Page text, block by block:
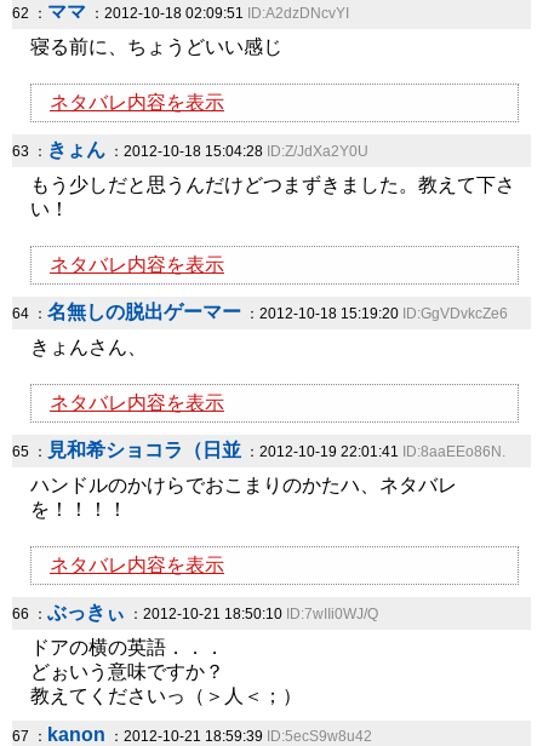
62 ： ママ ：2012-10-18 02:09:51 ID:A2dzDNcvYI
寝る前に、ちょうどいい感じ
ネタバレ内容を表示
63 ： きょん ：2012-10-18 15:04:28 ID:Z/JdXa2Y0U
もう少しだと思うんだけどつまずきました。教えて下さ
い！
ネタバレ内容を表示
64 ： 名無しの脱出ゲーマー ：2012-10-18 15:19:20 ID:GgVDvkcZe6
きょんさん、
ネタバレ内容を表示
65 ： 見和希ショコラ（日並 ：2012-10-19 22:01:41 ID:8aaEEo86N.
ハンドルのかけらでおこまりのかたハ、ネタバレ
を！！！！
ネタバレ内容を表示
66 ： ぶっきぃ ：2012-10-21 18:50:10 ID:7wIIi0WJ/Q
ドアの横の英語．．．
どぉいう意味ですか？
教えてくださいっ（＞人＜；）
67 ： kanon ：2012-10-21 18:59:39 ID:5ecS9w8u42